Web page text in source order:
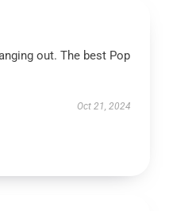
out. The best Pop
Oct 21, 2024